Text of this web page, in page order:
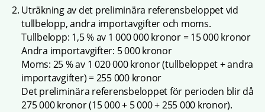
Uträkning av det preliminära referensbeloppet vid
tullbelopp, andra importavgifter och moms.
Tullbelopp: 1,5 % av 1 000 000 kronor = 15 000 kronor
Andra importavgifter: 5 000 kronor
Moms: 25 % av 1 020 000 kronor (tullbeloppet + andra
importavgifter) = 255 000 kronor
Det preliminära referensbeloppet för perioden blir då
275 000 kronor (15 000 + 5 000 + 255 000 kronor).